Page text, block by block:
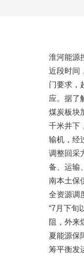
淮河能源
近段时间
门要求，
应。据了
煤炭板块
千米井下
输机，经
调整回采
备、运输
南本土保
全资源调
“7月下旬
阻，外来
夏能源保
筹平衡发